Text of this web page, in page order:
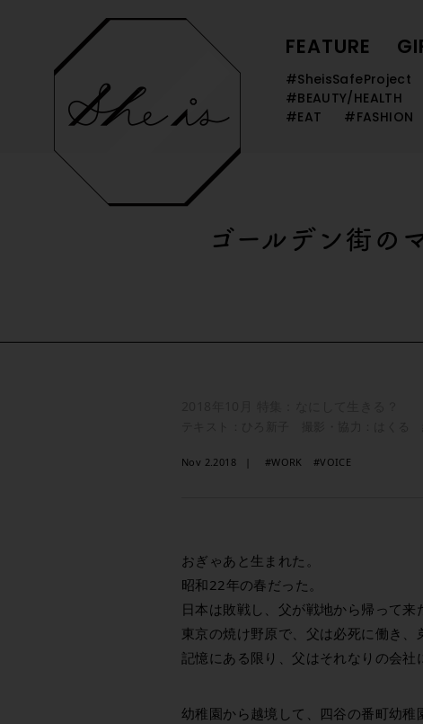
FEATURE
#SheisSafeProject
#BEAUTY/HEALTH
#EAT
#FASHION
ゴールデン街の
Nov 2.2018 #WORK #VOICE
おぎゃあと生まれた。
昭和22年の春だった。
日本は敗戦し、父が戦地から帰って来
東京の焼け野原で、父は必死に働き、
記憶にある限り、父はそれなりの会社
幼稚園から越境して、四谷の番町幼稚